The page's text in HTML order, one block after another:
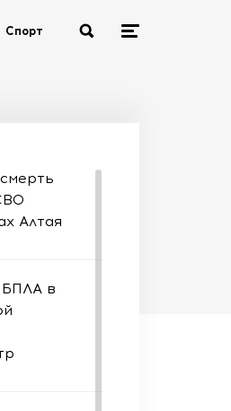
Спорт
Алтая
БПЛА в